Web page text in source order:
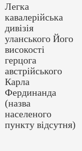
Легка
кавалерійська
дивізія
уланського Його
високості
герцога
австрійського
Карла
Фердинанда
(назва
населеного
пункту відсутня)